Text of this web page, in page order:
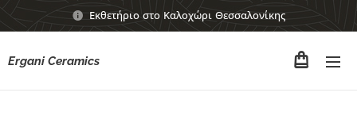
Εκθετήριο στο Καλοχώρι Θεσσαλονίκης
Ergani Ceramics